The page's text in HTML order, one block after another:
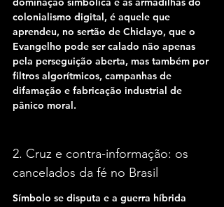
colonialismo digital, é aquele que
aprendeu, no sertão de Chiclayo, que o
Evangelho pode ser calado não apenas
pela perseguição aberta, mas também por
filtros algorítmicos, campanhas de
difamação e fabricação industrial de
pânico moral.
2. Cruz e contra-informação: os
cancelados da fé no Brasil
Símbolo se disputa e a guerra híbrida